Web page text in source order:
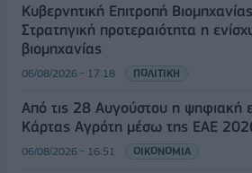
Κυβερνητική Επιτροπή
Στρατηγική προτεραιότητα η
βιομηχανίας
06/08/2026 - 17:18 ΠΟΛΙΤΙΚΗ
Από τις 28 Αυγούστου η ψηφιακή
Κάρτας Αγρότη μέσω της ΕΑΕ
06/08/2026 - 16:51 ΟΙΚΟΝΟΜΙΑ